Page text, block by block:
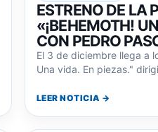
ESTRENO DE LA
«¡BEHEMOTH!
CON PEDRO
El 3 de diciembre llega a
Una vida. En piezas."
LEER NOTICIA →